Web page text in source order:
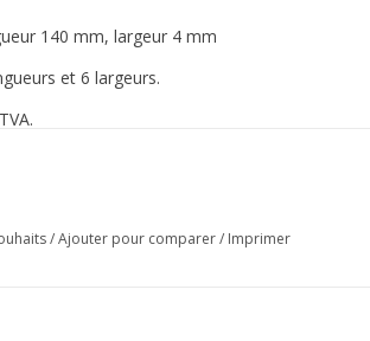
140 mm, largeur 4 mm
et 6 largeurs.
/Ajouter pour comparer/ Imprimer